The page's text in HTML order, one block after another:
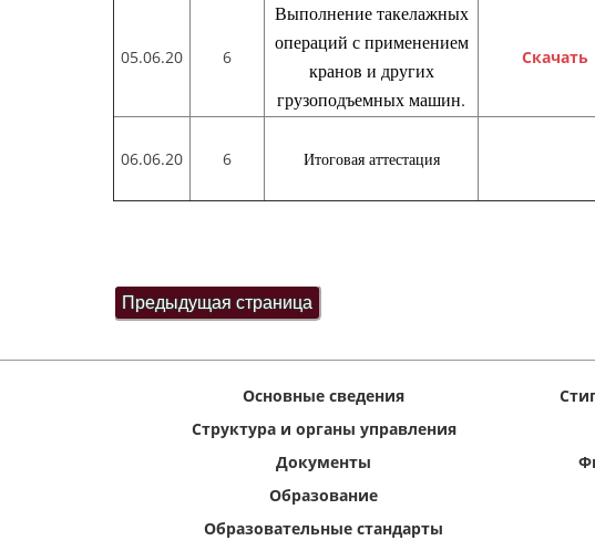
05.06.20 6
Выполнение такелажных
операций с применением
кранов и других
грузоподъемных машин.
Скачать
06.06.20 6 Итоговая аттестация
Основные сведения
Структура и органы управления
Документы
Образование
Образовательные стандарты